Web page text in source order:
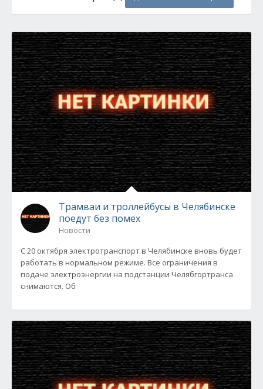
Трамваи и троллейбусы в Челябинске
поедут без помех
Новости
С 20 октября электротранспорт в Челябинске вновь будет
работать в нормальном режиме. Все ограничения в
подаче электроэнергии на подстанции Челябгортранса
снимаются. Об